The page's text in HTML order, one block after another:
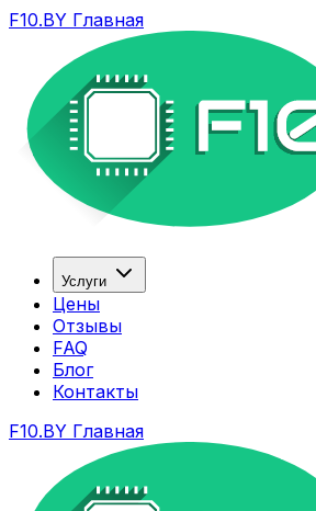
F10.BY Главная
Услуги
Цены
Отзывы
FAQ
Блог
Контакты
F10.BY Главная